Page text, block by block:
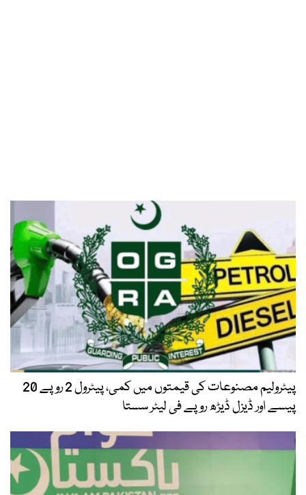
پیٹرولیم مصنوعات کی قیمتوں میں کمی، پیٹرول 2 روپے 20
پیسے اور ڈیزل ڈیڑھ روپے فی لیٹر سستا